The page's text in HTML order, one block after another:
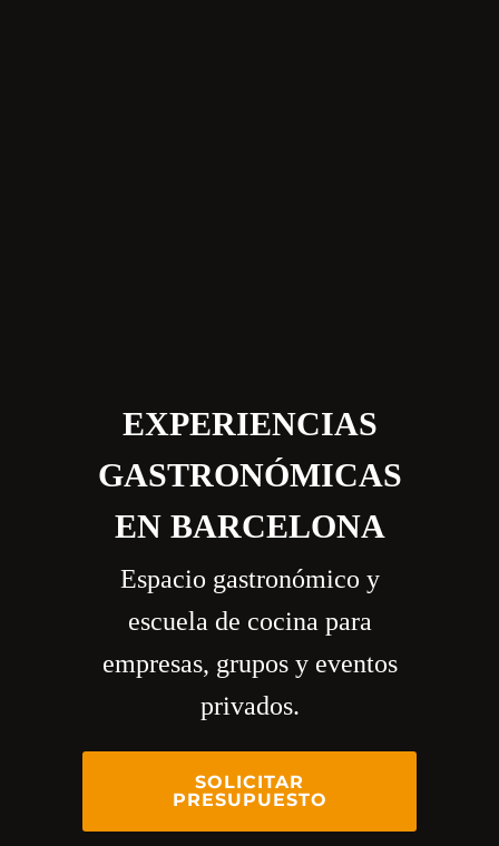
EXPERIENCIAS
GASTRONÓMICAS
EN BARCELONA
Espacio gastronómico y
escuela de cocina para
empresas, grupos y eventos
privados.
SOLICITAR
PRESUPUESTO